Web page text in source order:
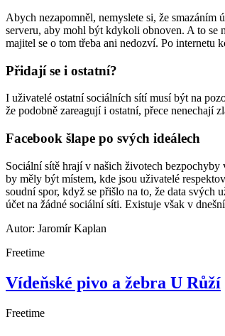
Abych nezapomněl, nemyslete si, že smazáním
serveru, aby mohl být kdykoli obnoven. A to se
majitel se o tom třeba ani nedozví. Po internetu
Přidají se i ostatní?
I uživatelé ostatní sociálních sítí musí být na
že podobně zareagují i ostatní, přece nenechají
Facebook šlape po svých ideálech
Sociální sítě hrají v našich životech
by měly být místem, kde jsou uživatelé
soudní spor, když se přišlo na to, že data
účet na žádné sociální síti. Existuje však v
Autor: Jaromír Kaplan
Freetime
Vídeňské pivo a žebra U Růží
Freetime